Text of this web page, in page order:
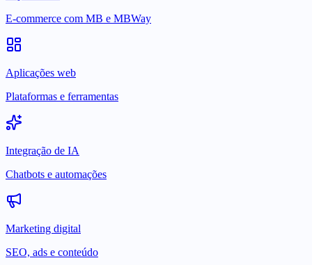
E-commerce com MB e MBWay
Aplicações web
Plataformas e ferramentas
Integração de IA
Chatbots e automações
Marketing digital
SEO, ads e conteúdo